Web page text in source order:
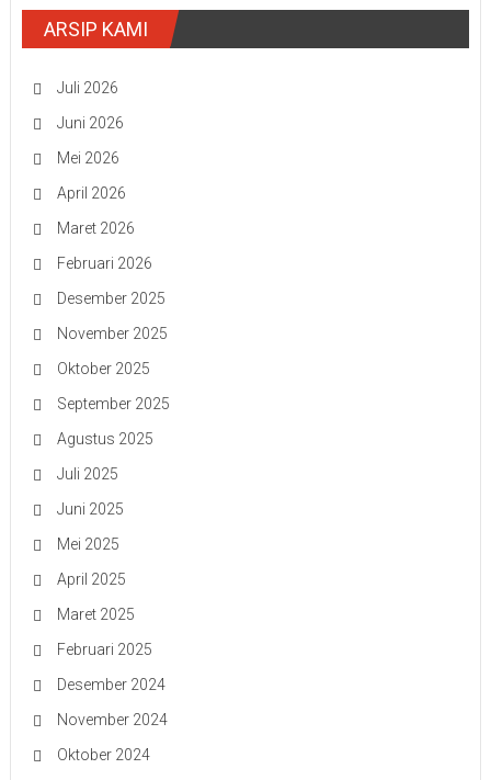
ARSIP KAMI
Juli 2026
Juni 2026
Mei 2026
April 2026
Maret 2026
Februari 2026
Desember 2025
November 2025
Oktober 2025
September 2025
Agustus 2025
Juli 2025
Juni 2025
Mei 2025
April 2025
Maret 2025
Februari 2025
Desember 2024
November 2024
Oktober 2024